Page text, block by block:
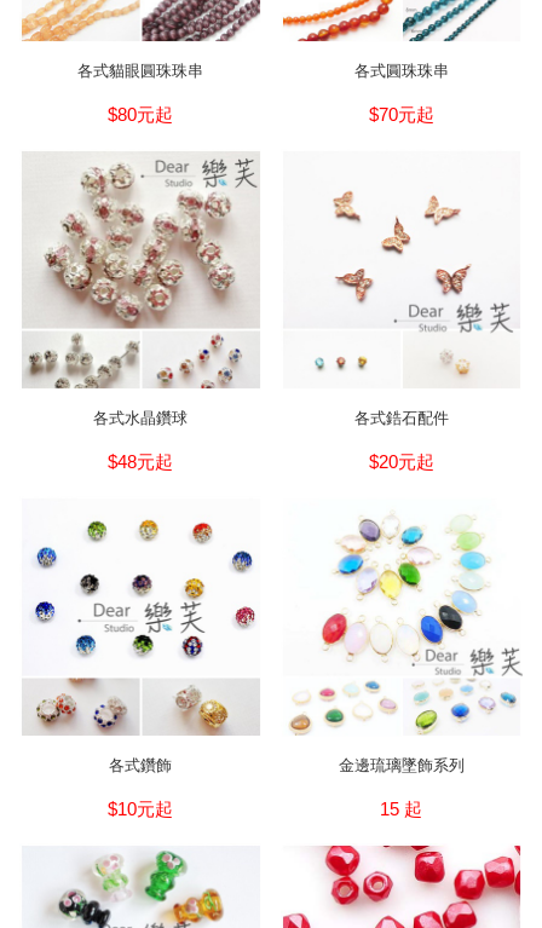
各式貓眼圓珠珠串
$80元起
各式圓珠珠串
$70元起
各式水晶鑽球
$48元起
各式鋯石配件
$20元起
各式鑽飾
$10元起
金邊琉璃墜飾系列
15 起